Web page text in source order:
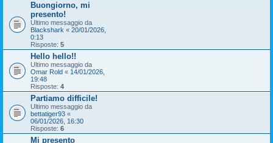
Buongiorno, mi
presento!
Ultimo messaggio da
Blackshark « 20/01/2026,
0:13
Risposte: 5
Hello hello!!
Ultimo messaggio da
Omar Rold « 14/01/2026,
19:48
Risposte: 4
Partiamo difficile!
Ultimo messaggio da
bettatiger93 «
06/01/2026, 16:30
Risposte: 6
Mi presento